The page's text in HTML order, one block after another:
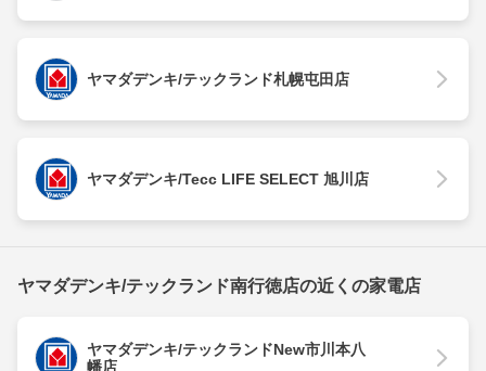
ヤマダデンキ/テックランド札幌屯田店
ヤマダデンキ/Tecc LIFE SELECT 旭川店
ヤマダデンキ/テックランド南行徳店の近くの家電店
ヤマダデンキ/テックランドNew市川本八
幡店